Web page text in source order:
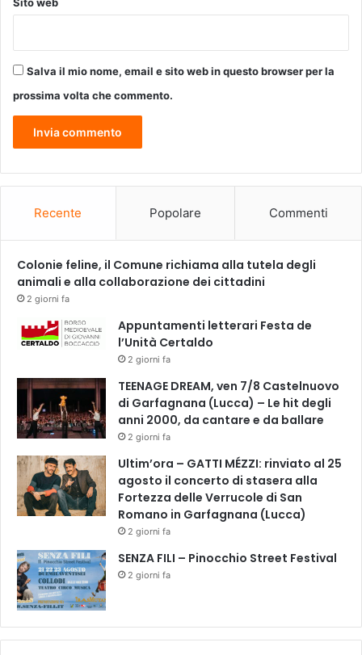
r
t
o
r
d
e
e
P
s
o
a
u
g
a
Salva il mio nome, email e sito web in questo browser per la
prossima volta che commento.
Recente Popolare Commenti
Colonie feline, il Comune richiama alla tutela degli
animali e alla collaborazione dei cittadini
2 giorni fa
Appuntamenti letterari Festa de
l’Unità Certaldo
2 giorni fa
TEENAGE DREAM, ven 7/8 Castelnuovo
di Garfagnana (Lucca) – Le hit degli
anni 2000, da cantare e da ballare
2 giorni fa
Ultim’ora – GATTI MÉZZI: rinviato al 25
agosto il concerto di stasera alla
Fortezza delle Verrucole di San
Romano in Garfagnana (Lucca)
2 giorni fa
SENZA FILI – Pinocchio Street Festival
2 giorni fa